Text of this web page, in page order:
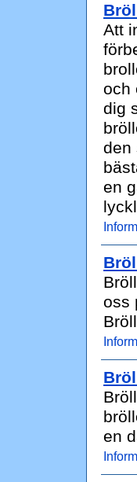
Att
och
dig
den
en
oss
en